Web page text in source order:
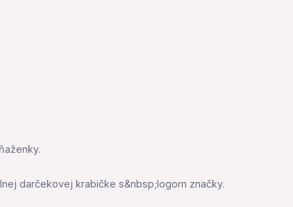
darčekovej krabičke s&nbsp;logom značky.